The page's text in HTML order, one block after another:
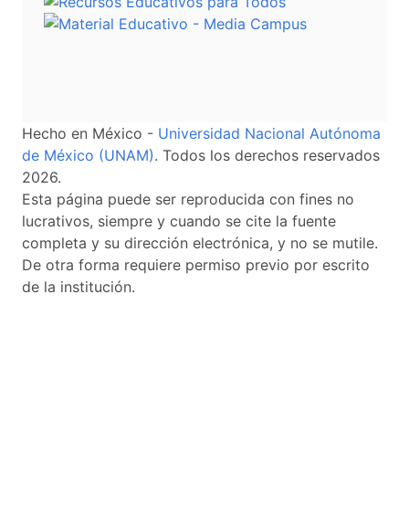
Hecho en México - Universidad Nacional Autónoma
de México (UNAM). Todos los derechos reservados
2026.
Esta página puede ser reproducida con fines no
lucrativos, siempre y cuando se cite la fuente
completa y su dirección electrónica, y no se mutile.
De otra forma requiere permiso previo por escrito
de la institución.